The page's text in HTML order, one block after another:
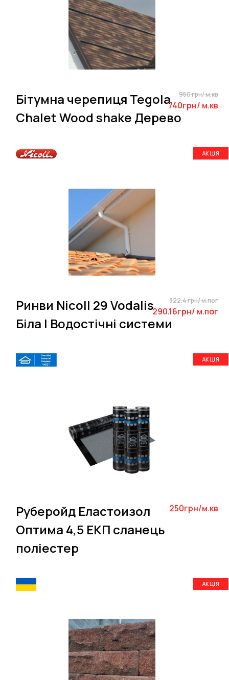
Бітумна черепиця Tegola
Chalet Wood shake Дерево
950 грн/ м.кв
740грн/ м.кв
АКЦІЯ
Ринви Nicoll 29 Vodalis
Біла | Водостічні системи
322.4 грн/ м.пог
290.16грн/ м.пог
АКЦІЯ
Руберойд Еластоизол
Оптима 4,5 ЕКП сланець
поліестер
250грн/м.кв
АКЦІЯ